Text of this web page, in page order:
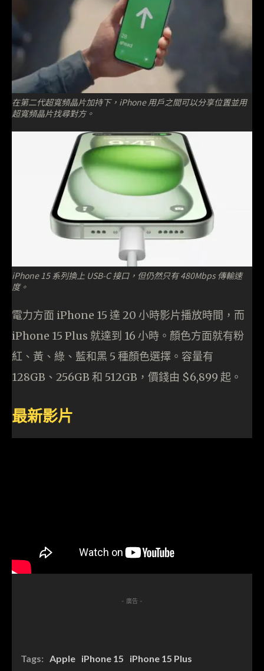
在第二代超寬頻晶片加持下，iPhone 用戶之間可以分享位置並用
超寬頻晶片找尋對方。
iPhone 15 系列換上 USB-C 接口，但仍然只有 480Mbps 傳輸速
度。
電力方面 iPhone 15 達 20 小時影片播放時間，而
iPhone 15 Plus 就達到 16 小時。顏色方面就有粉
紅、黃、綠、藍和黑 5 種顏色選擇。容量有
128GB、256GB 和 512GB，價錢由 $6,899 起。
最新影片
- 廣告 -
Tags: Apple iPhone 15 iPhone 15 Plus